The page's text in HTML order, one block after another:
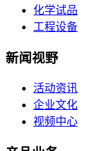
化学试品
工程设备
新闻视野
活动资讯
企业文化
视频中心